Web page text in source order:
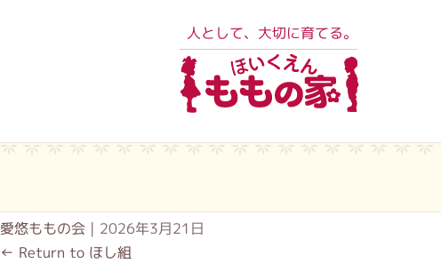
人として、大切に育てる。
愛悠ももの会 | 2026年3月21日
← Return to ほし組